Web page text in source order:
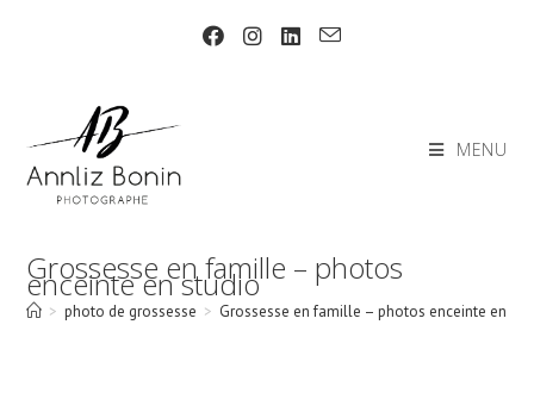
MENU
Grossesse en famille – photos
enceinte en studio
> photo de grossesse > Grossesse en famille – photos enceinte en